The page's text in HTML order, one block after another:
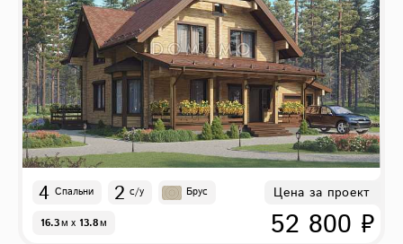
4 Спальни 2 с/у Брус
16.3м x 13.8м
Цена за проект
52 800 ₽